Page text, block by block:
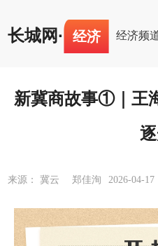
长城网· 经济 经济频
新冀商故事①｜王
来源： 冀云 郑佳洵 2026-04-17